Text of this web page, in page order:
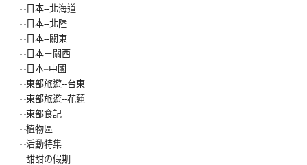
日本--北海道
日本--北陸
日本--關東
日本－關西
日本–中國
東部旅遊--台東
東部旅遊--花蓮
東部食記
植物區
活動特集
甜甜の假期